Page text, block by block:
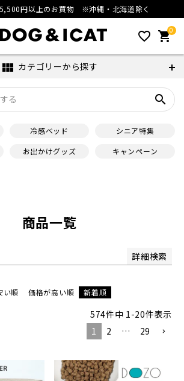
5,500円以上のお買物 ※沖縄・北海道除く
favorite_outline 0
shopping_cart
view_module カテゴリーから探す
search
冷感ベッド
シニア特集
お出かけグッズ キャンペーン
商品一覧
詳細検索
グレー
ブラウン
ブラック
表示しない
い順 価格が高い順 新着順
574件中 1-20件表示
1
2 … 29